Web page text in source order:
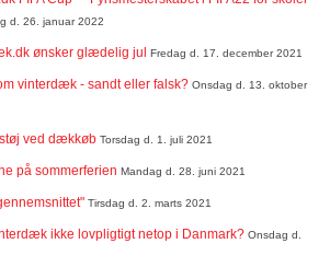
d. 26. januar 2022
ønsker glædelig jul Fredag d. 17. december 2021
vinterdæk - sandt eller falsk? Onsdag d. 13. oktober
ved dækkøb Torsdag d. 1. juli 2021
på sommerferien Mandag d. 28. juni 2021
Tirsdag d. 2. marts 2021
ikke lovpligtigt netop i Danmark? Onsdag d.